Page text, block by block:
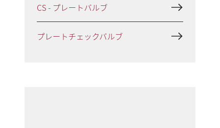
CS - プレートバルブ
プレートチェックバルブ